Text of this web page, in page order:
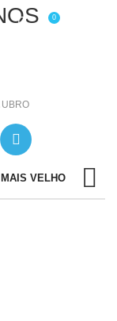
0
/
UBRO
MAIS VELHO